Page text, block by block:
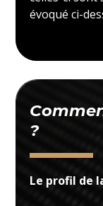
évoqué ci-
?
Le profil de